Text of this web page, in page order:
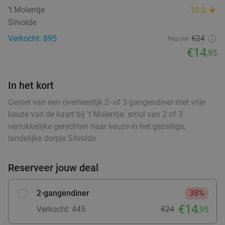
food food
food
food
food
€2 ,95
35%
Warme drank + zoete snack naar keuze (enkel
Vandaag Morgen
SPAR City Enschede
9.7
Zutphen 27 min.
Verkocht: 185 Regulier
51%
Strippenkaart of warme drank + appelflap of
koek bij SPAR Arnhem
Vandaag Morgen
Zo
't Molentje 10.0 star
Silvolde
Verkocht: 895
Regulier €24
€14,95
In het kort
Geniet van een overheerlijk 2- of 3-gangendiner met vrije
keuze van de kaart bij 't Molentje: smul van 2 of 3
verrukkelijke gerechten naar keuze in het gezellige,
landelijke dorpje Silvolde
Reserveer jouw deal
2-gangendiner
38%
Verkocht: 445
€24 €14,95